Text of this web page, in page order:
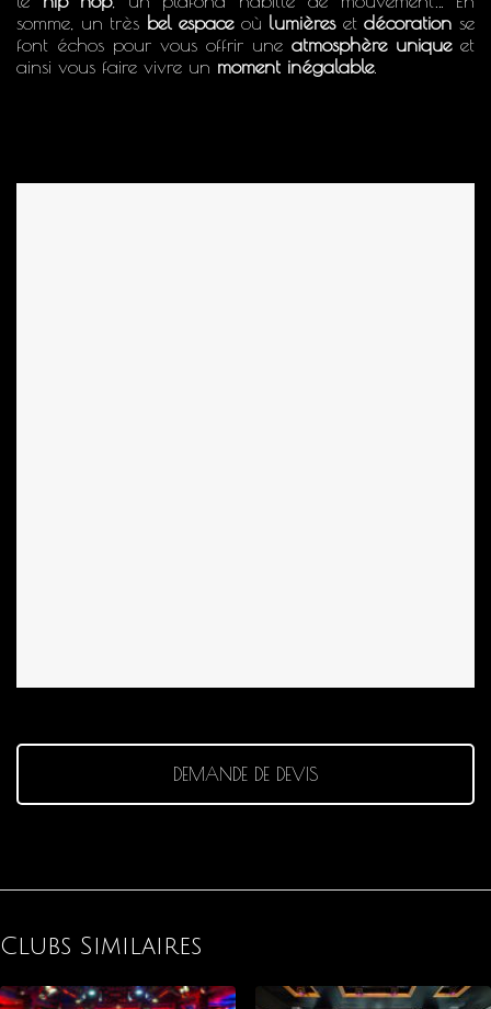
somme, un très bel espaceoù lumièresetdécoration se
font échos pour vous offrir une atmosphère uniqueet
ainsi vous faire vivre un moment inégalable.
DEMANDE DE DEVIS
Clubs Similaires